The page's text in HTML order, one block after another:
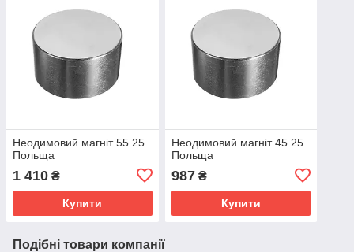
Неодимовий магніт 55 25
Польща
1 410 ₴
Купити
Неодимовий магніт 45 25
Польща
987₴
Купити
Подібні товари компанії